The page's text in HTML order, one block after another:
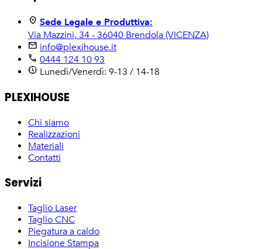
location_on Sede Legale e Produttiva:
Via Mazzini, 34 - 36040 Brendola (VICENZA)
mail info@plexihouse.it
phone 0444 124 10 93
nest_clock_farsight_analog Lunedì/Venerdì: 9-13 / 14-18
PLEXIHOUSE
Chi siamo
Realizzazioni
Materiali
Contatti
Servizi
Taglio Laser
Taglio CNC
Piegatura a caldo
Incisione Stampa